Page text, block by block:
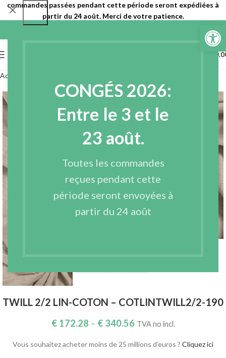
CONGÉS 2026:
Entre le 3 et le
23 août.
Toutes les commandes
reçues pendant cette
période seront envoyées à
partir du 24 août
Ouvrir
Accueil
TWILL 2/2 LIN-COTON – COTLINTWILL2/2-190
€172.28 – €340.56 TVA no incl.
Vous souhaitez acheter moins de 25 millions d’euros ? Cliquez ici
commandes passées pendant cette période seront expédiées à
partir du 24 août. Merci de votre patience.